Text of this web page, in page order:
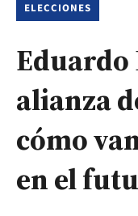
ELECCIONES
Eduardo
alianza
cómo
en el